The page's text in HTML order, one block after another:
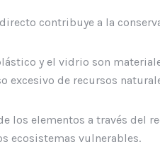
contribuye a la
y el vidrio son
excesivo de recursos
los elementos a través del
ecosistemas vulnerables.